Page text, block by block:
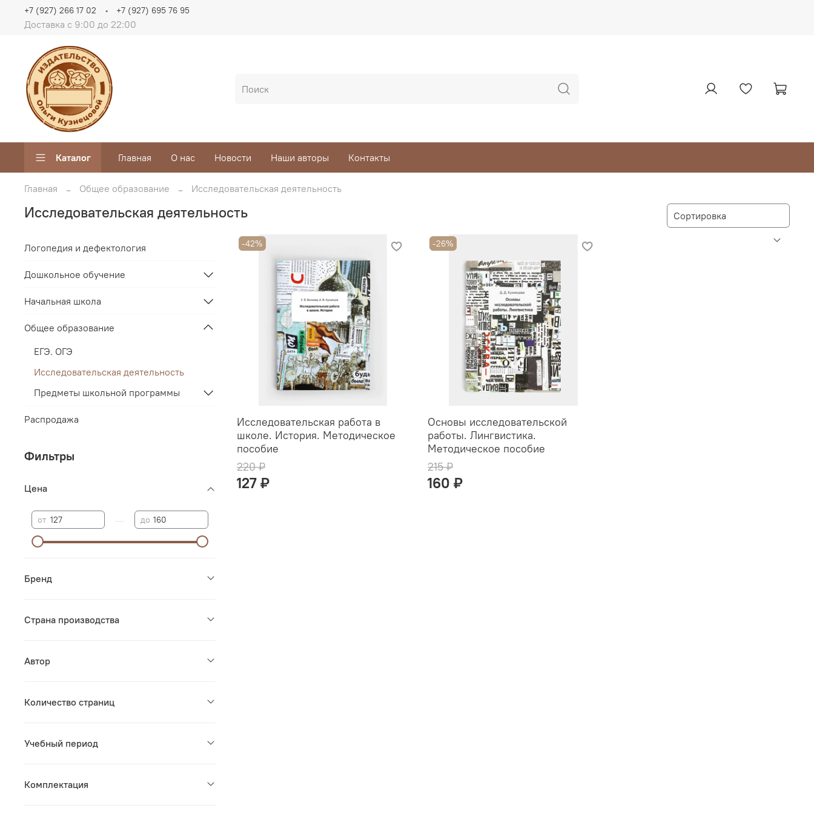
Доставка с 9:00 до 22:00
+7 (927) 266 17 02 +7 (927) 695 76 95
Каталог Главная О нас Новости Наши авторы Контакты
Главная Общее образование Исследовательская деятельность
Исследовательская деятельность
-42%
Исследовательская работа в
школе. История. Методическое
пособие
220 ₽
127 ₽
-26%
Основы исследовательской
работы. Лингвистика.
Методическое пособие
215 ₽
160 ₽
Логопедия и дефектология
Дошкольное обучение
Начальная школа
Общее образование
ЕГЭ. ОГЭ
Исследовательская деятельность
Предметы школьной программы
Распродажа
Фильтры
Цена
от до
Бренд
Страна производства
Автор
Количество страниц
Учебный период
Комплектация